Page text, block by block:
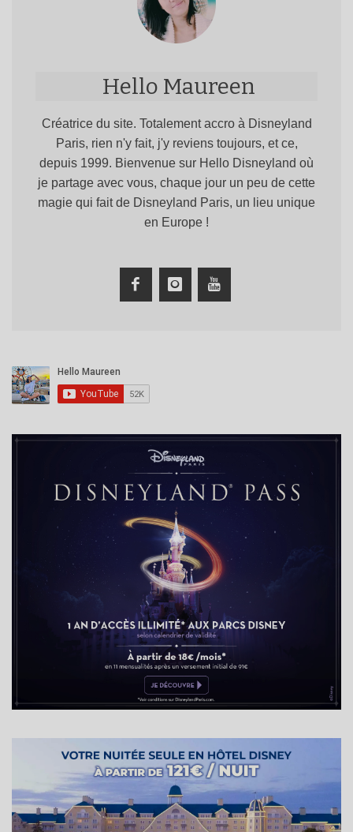
Hello Maureen
Créatrice du site. Totalement accro à Disneyland
Paris, rien n'y fait, j'y reviens toujours, et ce,
depuis 1999. Bienvenue sur Hello Disneyland où
je partage avec vous, chaque jour un peu de cette
magie qui fait de Disneyland Paris, un lieu unique
en Europe !